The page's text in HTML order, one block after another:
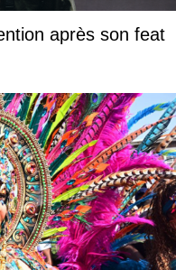
après son feat